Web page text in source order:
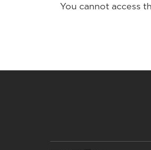
You cannot access